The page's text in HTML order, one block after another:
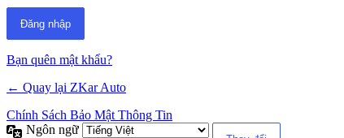
Bạn quên mật khẩu?
← Quay lại ZKar Auto
Chính Sách Bảo Mật Thông Tin
Ngôn ngữ